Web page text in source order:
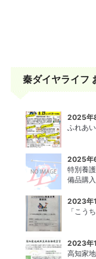
秦ダイヤライフ
2025年
ふれあ
2025年
特別養
備品購
2023年
「こう
2023年
高知家